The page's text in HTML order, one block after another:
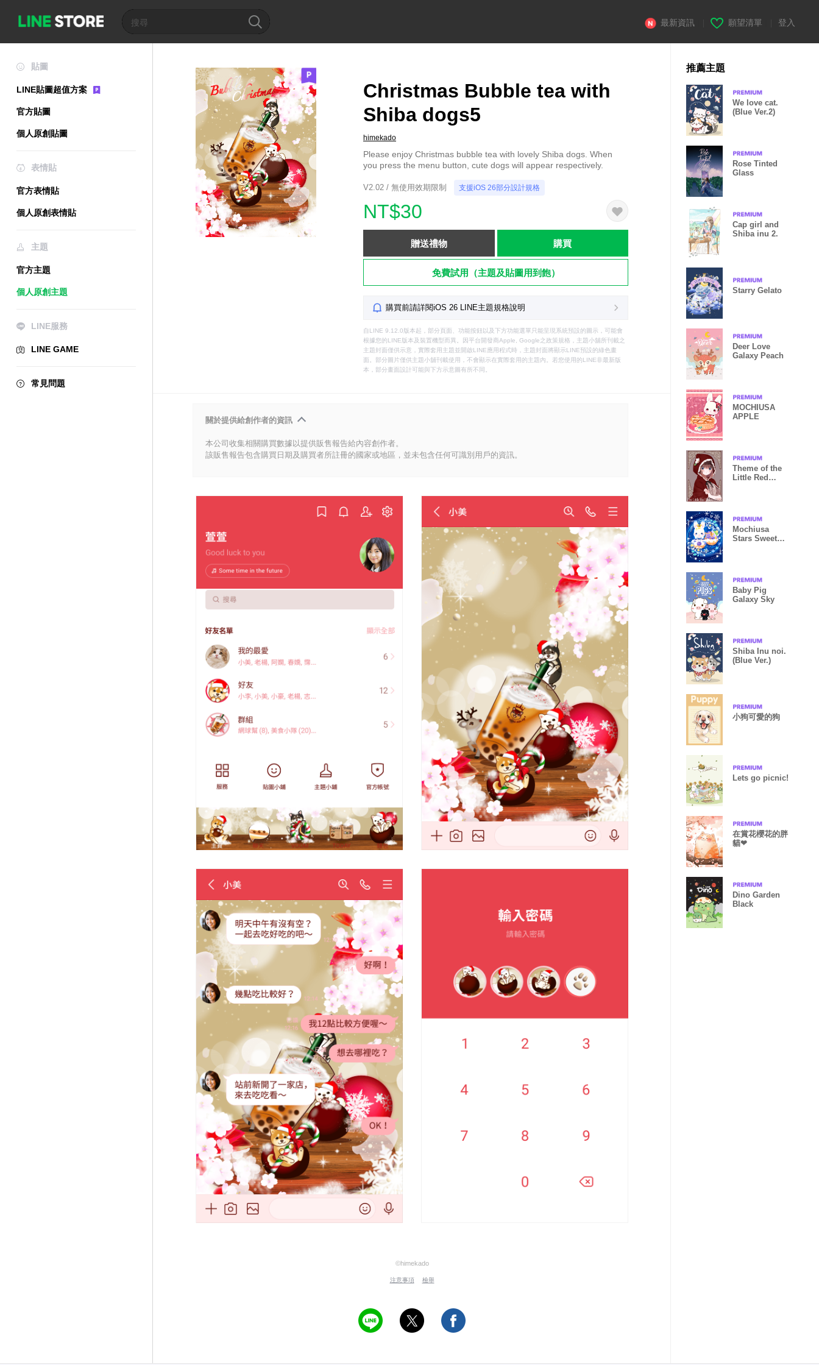
最新資訊 願望清單 登入
貼圖
LINE貼圖超值方案
官方貼圖
個人原創貼圖
表情貼
官方表情貼
個人原創表情貼
主題
官方主題
個人原創主題
LINE服務
LINE GAME
常見問題
Christmas Bubble tea with
Shiba dogs5
himekado
Please enjoy Christmas bubble tea with lovely Shiba dogs. When
you press the menu button, cute dogs will appear respectively.
V2.02 / 無使用效期限制 支援iOS 26部分設計規格
NT$30
贈送禮物 購買
免費試用（主題及貼圖用到飽）
購買前請詳閱iOS 26 LINE主題規格說明
自LINE 9.12.0版本起，部分頁面、功能按鈕以及下方功能選單只能呈現系統預設的圖示，可能會
根據您的LINE版本及裝置機型而異。因平台開發商Apple, Google之政策規格，主題小舖所刊載之
主題封面僅供示意，實際套用主題並開啟LINE應用程式時，主題封面將顯示LINE預設的綠色畫
面。部分圖片僅供主題小舖刊載使用，不會顯示在實際套用的主題內。若您使用的LINE非最新版
本，部分畫面設計可能與下方示意圖有所不同。
關於提供給創作者的資訊
本公司收集相關購買數據以提供販售報告給內容創作者。
該販售報告包含購買日期及購買者所註冊的國家或地區，並未包含任何可識別用戶的資訊。
©himekado
注意事項 檢舉
推薦主題
We love cat.
(Blue Ver.2)
Rose Tinted
Glass
Cap girl and
Shiba inu 2.
Starry Gelato
Deer Love
Galaxy Peach
MOCHIUSA
APPLE
Theme of the
Little Red
Mochiusa
Stars Sweets
Baby Pig
Galaxy Sky
Shiba Inu noi.
(Blue Ver.)
小狗可愛的狗
Lets go picnic!
在賞花櫻花的胖
貓❤
Dino Garden
Black